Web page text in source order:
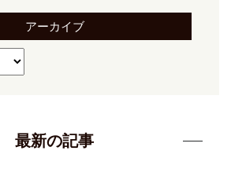
アーカイブ
最新の記事